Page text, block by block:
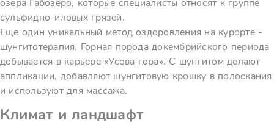
озера Габозеро, которые специалисты относят к группе
сульфидно-иловых грязей.
Еще один уникальный метод оздоровления на курорте -
шунгитотерапия. Горная порода докембрийского периода
добывается в карьере «Усова гора». С шунгитом делают
аппликации, добавляют шунгитовую крошку в полоскания
и используют для массажа.
Климат и ландшафт